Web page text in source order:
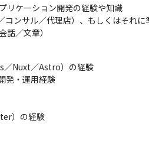
ー、事前告知
ォロー／定例MTG
リケーション開発の経験や知識
ンサル／代理店）、もしくはそれに
／文章）
／Nuxt／Astro）の経験
発・運用経験
）の経験